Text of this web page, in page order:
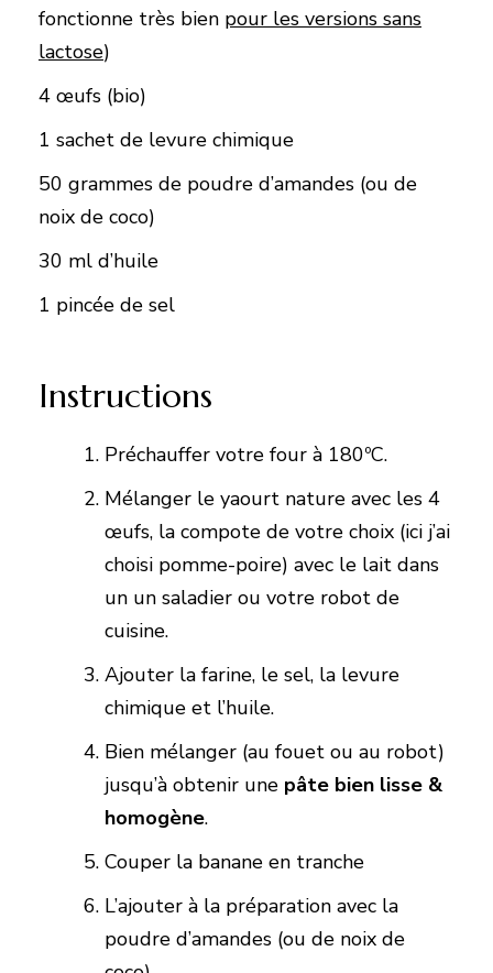
fonctionne très bien pour les versions sans
lactose)
4 œufs (bio)
1 sachet de levure chimique
50 grammes de poudre d’amandes (ou de
noix de coco)
30 ml d’huile
1 pincée de sel
Instructions
Préchauffer votre four à 180ºC.
Mélanger le yaourt nature avec les 4
œufs, la compote de votre choix (ici j’ai
choisi pomme-poire) avec le lait dans
un un saladier ou votre robot de
cuisine.
Ajouter la farine, le sel, la levure
chimique et l’huile.
Bien mélanger (au fouet ou au robot)
jusqu’à obtenir une pâte bien lisse &
homogène.
Couper la banane en tranche
L’ajouter à la préparation avec la
poudre d’amandes (ou de noix de